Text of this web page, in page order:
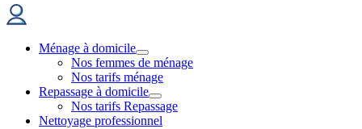
Ménage à domicile
Nos femmes de ménage
Nos tarifs ménage
Repassage à domicile
Nos tarifs Repassage
Nettoyage professionnel